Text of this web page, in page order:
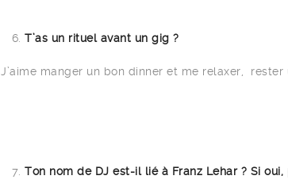
T’as un rituel avant un gig ?
J’aime manger un bon dinner et me relaxer, rester
Ton nom de DJ est-il lié à Franz Lehar ? Si